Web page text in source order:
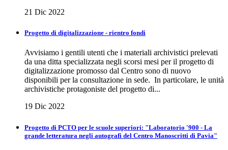
21 Dic 2022
Progetto di digitalizzazione - rientro fondi
Avvisiamo i gentili utenti che i materiali archivistici prelevati
da una ditta specializzata negli scorsi mesi per il progetto di
digitalizzazione promosso dal Centro sono di nuovo
disponibili per la consultazione in sede. In particolare, le unità
archivistiche protagoniste del progetto di...
19 Dic 2022
Progetto di PCTO per le scuole superiori: "Laboratorio '900 - La
grande letteratura negli autografi del Centro Manoscritti di Pavia"